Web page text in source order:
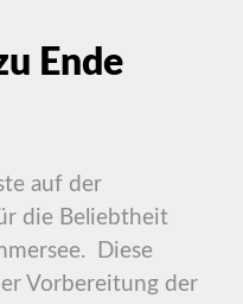
Ende
auf der
die Beliebtheit
Diese
Vorbereitung der